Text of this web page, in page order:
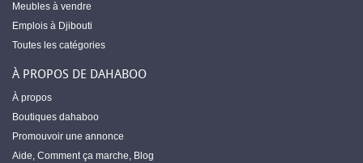
Meubles à vendre
Emplois à Djibouti
Toutes les catégories
À PROPOS DE DAHABOO
À propos
Boutiques dahaboo
Promouvoir une annonce
Aide, Comment ça marche, Blog